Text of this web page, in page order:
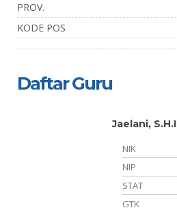
PROV.
KODE POS
Daftar Guru
Jaelani, S.H.I
NIK
NIP
STAT
GTK